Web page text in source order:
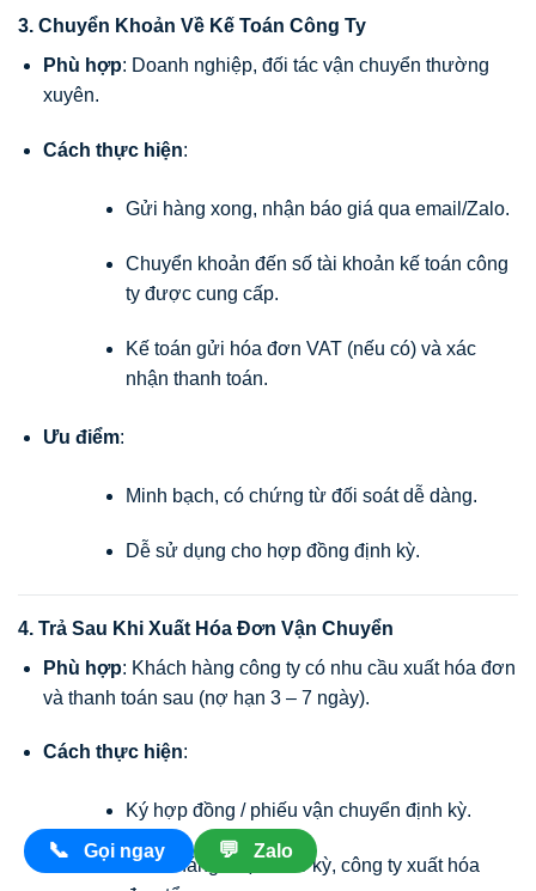
📞 Gọi ngay 💬 Zalo
3. Chuyển Khoản Về Kế Toán Công Ty
Phù hợp: Doanh nghiệp, đối tác vận chuyển thường
xuyên.
Cách thực hiện:
Gửi hàng xong, nhận báo giá qua email/Zalo.
Chuyển khoản đến số tài khoản kế toán công
ty được cung cấp.
Kế toán gửi hóa đơn VAT (nếu có) và xác
nhận thanh toán.
Ưu điểm:
Minh bạch, có chứng từ đối soát dễ dàng.
Dễ sử dụng cho hợp đồng định kỳ.
4. Trả Sau Khi Xuất Hóa Đơn Vận Chuyển
Phù hợp: Khách hàng công ty có nhu cầu xuất hóa đơn
và thanh toán sau (nợ hạn 3 – 7 ngày).
Cách thực hiện:
Ký hợp đồng / phiếu vận chuyển định kỳ.
Cuối tháng hoặc theo kỳ, công ty xuất hóa